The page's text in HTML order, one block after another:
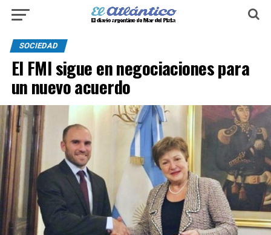
SOCIEDAD
El FMI sigue en negociaciones para
un nuevo acuerdo